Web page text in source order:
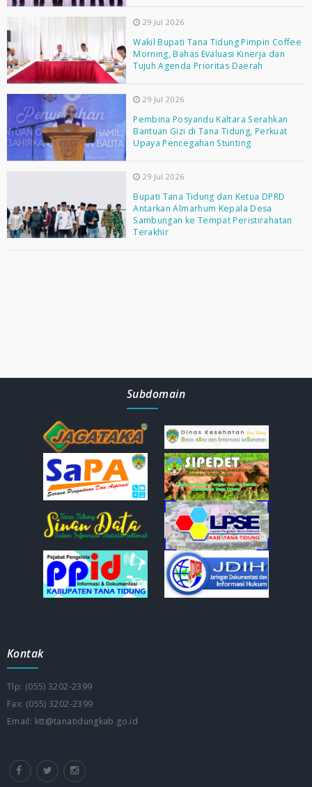
29 Jul 2026
Wakil Bupati Tana Tidung Pimpin Coffee
Morning, Bahas Evaluasi Kinerja dan
Tujuh Agenda Prioritas Daerah
29 Jul 2026
Pembina Posyandu Kaltara Serahkan
Bantuan Gizi di Tana Tidung, Perkuat
Upaya Pencegahan Stunting
29 Jul 2026
Bupati Tana Tidung dan Ketua DPRD
Antarkan Almarhum Kepala Desa
Sambungan ke Tempat Peristirahatan
Terakhir
Subdomain
Kontak
Tlp: (055) 3202-2399
Fax: (055) 3202-2399
Email: ktt@tanatidungkab.go.id